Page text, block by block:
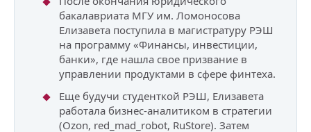
бакалавриата МГУ им. Ломоносова
Елизавета поступила в магистратуру РЭШ
на программу «Финансы, инвестиции,
банки», где нашла свое призвание в
управлении продуктами в сфере финтеха.
Еще будучи студенткой РЭШ, Елизавета
работала бизнес-аналитиком в стратегии
(Ozon, red_mad_robot, RuStore). Затем